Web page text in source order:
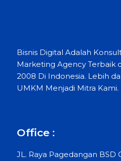
Bisnis Digital Adalah
Marketing Agency Terbaik
2008 Di Indonesia. Lebih
UMKM Menjadi Mitra Kami.
Office :
JL. Raya Pagedangan BSD